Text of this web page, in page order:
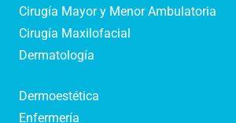
Cirugía Mayor y Menor Ambulatoria
Cirugía Maxilofacial
Dermatología
Dermoestética
Enfermería